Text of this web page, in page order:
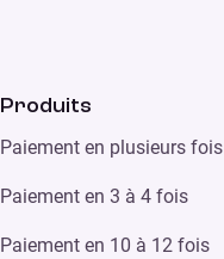
Produits
Paiement en plusieurs fois
Paiement en 3 à 4 fois
Paiement en 10 à 12 fois